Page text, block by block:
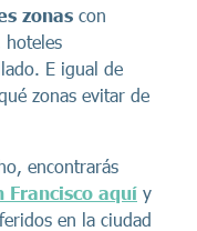
zonas con
hoteles
E igual de
zonas evitar de
encontrarás
Francisco aquí y
en la ciudad